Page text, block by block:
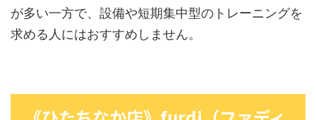
が多い一方で、設備や短期集中型のトレーニングを
求める人にはおすすめしません。